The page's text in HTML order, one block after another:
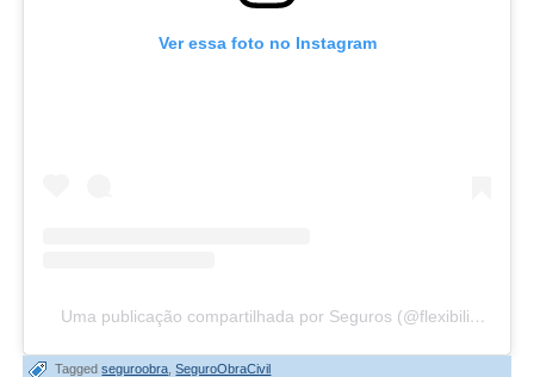
Ver essa foto no Instagram
Uma publicação compartilhada por Seguros (@flexibilidadeseguros)
Tagged seguroobra ,SeguroObraCivil